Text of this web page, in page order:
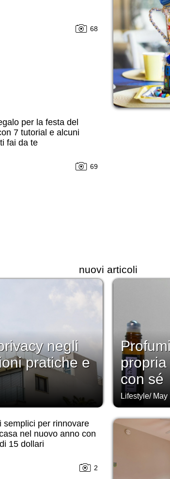
68
per la festa del
7 tutorial e alcuni
fai da te
69
nuovi articoli
negli
pratiche e
con sé
Lifestyle/ May
semplici per rinnovare
nel nuovo anno con
15 dollari
2